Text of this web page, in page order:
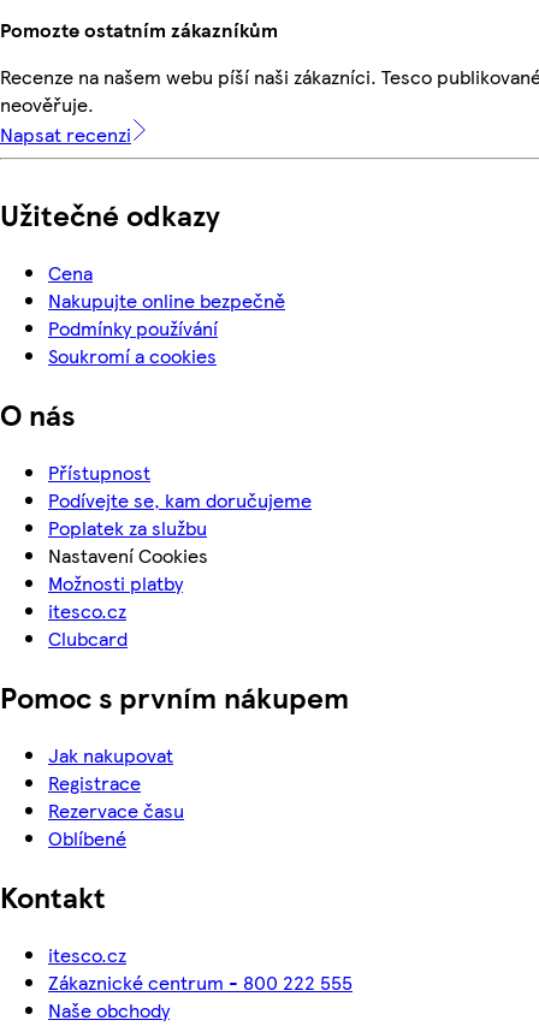
Pomozte ostatním zákazníkům
Recenze na našem webu píší naši zákazníci. Tesco
neověřuje.
Napsat recenzi
Užitečné odkazy
Cena
Nakupujte online bezpečně
Podmínky používání
Soukromí a cookies
O nás
Přístupnost
Podívejte se, kam doručujeme
Poplatek za službu
Nastavení Cookies
Možnosti platby
itesco.cz
Clubcard
Pomoc s prvním nákupem
Jak nakupovat
Registrace
Rezervace času
Oblíbené
Kontakt
itesco.cz
Zákaznické centrum - 800 222 555
Naše obchody